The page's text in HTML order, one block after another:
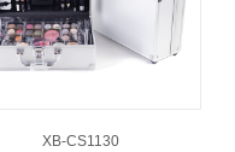
XB-CS1130